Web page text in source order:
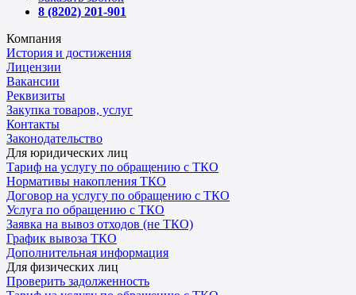
8 (8202) 201-901
Компания
История и достижения
Лицензии
Вакансии
Реквизиты
Закупка товаров, услуг
Контакты
Законодательство
Для юридических лиц
Тариф на услугу по обращению с ТКО
Нормативы накопления ТКО
Договор на услугу по обращению с ТКО
Услуга по обращению с ТКО
Заявка на вывоз отходов (не ТКО)
График вывоза ТКО
Дополнительная информация
Для физических лиц
Проверить задолженность